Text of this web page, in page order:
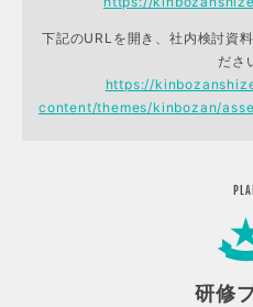
下記のURLを開き、社内検討資
ださ
https://
content/themes/kinbozan/
研修